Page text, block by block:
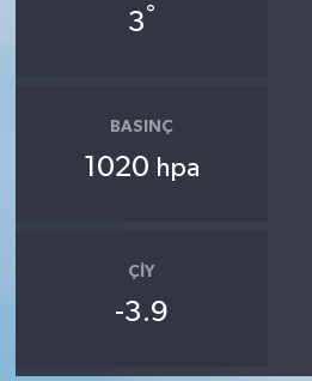
3°
BASINÇ
1020 hpa
ÇIY
-3.9